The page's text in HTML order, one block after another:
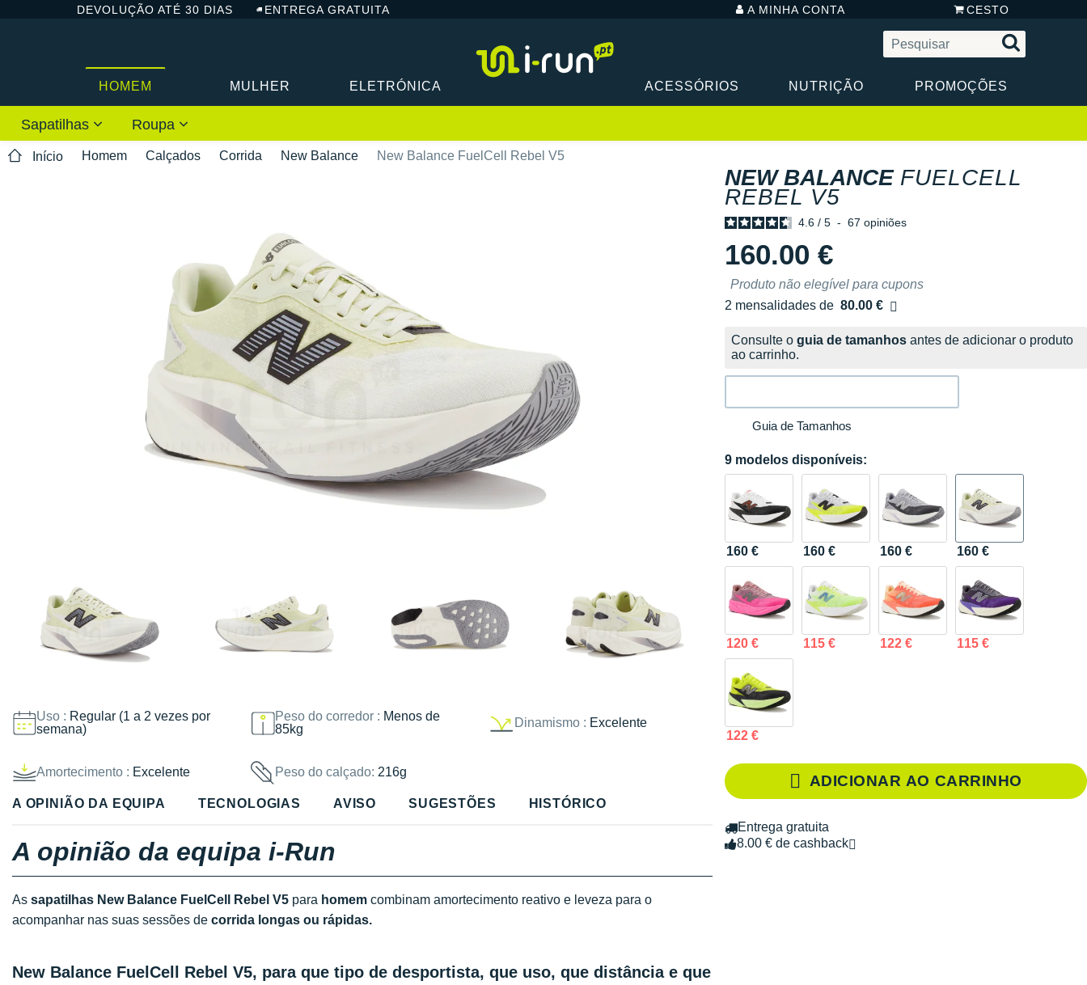
DEVOLUÇÃO ATÉ 30 DIAS ENTREGA GRATUITA A MINHA CONTA CESTO
HOMEM MULHER ELETRÓNICA ACESSÓRIOS NUTRIÇÃO PROMOÇÕES
Sapatilhas Roupa
Início Homem Calçados Corrida New Balance New Balance FuelCell Rebel V5
Uso : Regular (1 a 2 vezes por
semana)
Peso do corredor : Menos de
85kg
Dinamismo : Excelente
Amortecimento : Excelente Peso do calçado: 216g
NEW BALANCE FUELCELL
REBEL V5
4.6 / 5 - 67 opiniões
160.00 €
Produto não elegível para cupons
2 mensalidades de 80.00 €
sem custos
Consulte o guia de tamanhos antes de adicionar o produto
ao carrinho.
Guia de Tamanhos
9 modelos disponíveis:
160 € 160 € 160 € 160 €
120 € 115 € 122 € 115 €
122 €
ADICIONAR AO CARRINHO
Entrega gratuita
8.00 € de cashback
A OPINIÃO DA EQUIPA TECNOLOGIAS AVISO SUGESTÕES HISTÓRICO
A opinião da equipa i-Run
As sapatilhas New Balance FuelCell Rebel V5 para homem combinam amortecimento reativo e leveza para o
acompanhar nas suas sessões de corrida longas ou rápidas.
New Balance FuelCell Rebel V5, para que tipo de desportista, que uso, que distância e que